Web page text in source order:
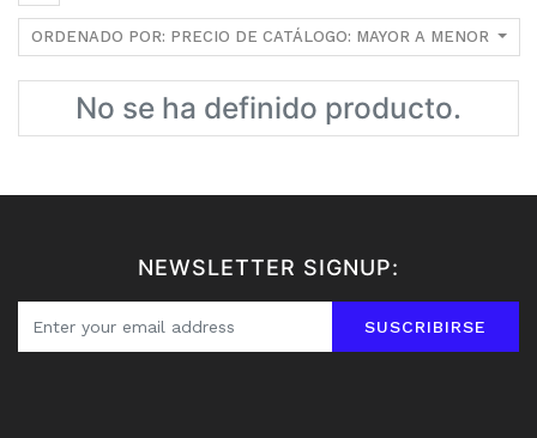
ORDENADO POR: PRECIO DE CATÁLOGO: MAYOR A MENOR
No se ha definido producto.
NEWSLETTER SIGNUP:
SUSCRIBIRSE